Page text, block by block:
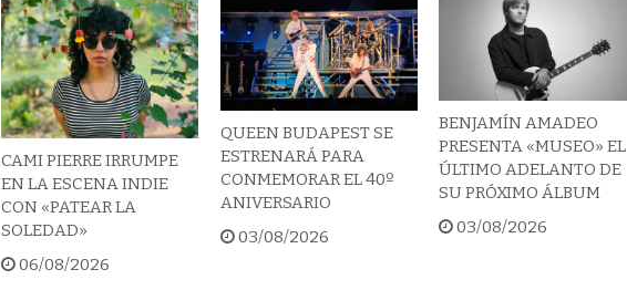
CAMI PIERRE IRRUMPE
EN LA ESCENA INDIE
CON «PATEAR LA
SOLEDAD»
06/08/2026
QUEEN BUDAPEST SE
ESTRENARÁ PARA
CONMEMORAR EL 40º
ANIVERSARIO
03/08/2026
BENJAMÍN AMADEO
PRESENTA «MUSEO» EL
ÚLTIMO ADELANTO DE
SU PRÓXIMO ÁLBUM
03/08/2026